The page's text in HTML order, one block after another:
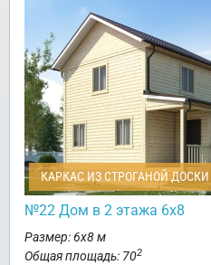
КАРКАС ИЗ СТРОГАНОЙ ДОСКИ
№22 Дом в 2 этажа 6х8
Размер: 6х8 м
Общая площадь: 702